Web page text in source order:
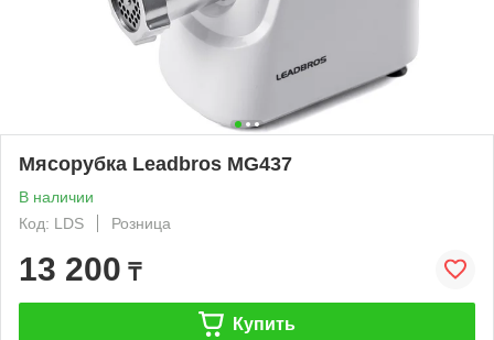
Мясорубка Leadbros MG437
В наличии
Код: LDS
Розница
13 200 ₸
Купить